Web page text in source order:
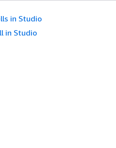
in Studio
in Studio